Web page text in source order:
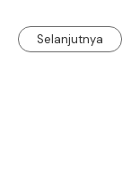
Selanjutnya